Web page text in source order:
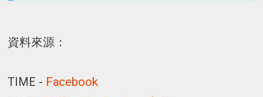
資料來源：
TIME - Facebook